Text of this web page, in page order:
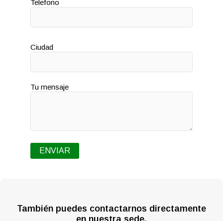
Telefono
Ciudad
Tu mensaje
También puedes contactarnos directamente
en nuestra sede.